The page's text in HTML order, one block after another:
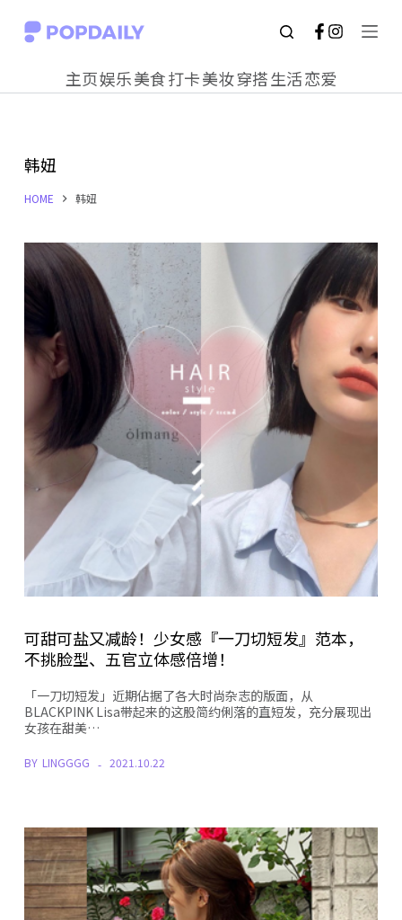
S
o
c
n
t
n
主页娱乐美食打卡美妆穿搭生活恋爱
韩妞
HOME 韩妞
可甜可盐又减龄！少女感『一刀切短发』范本，
不挑脸型、五官立体感倍增！
「一刀切短发」近期佔据了各大时尚杂志的版面，从
BLACKPINK Lisa带起来的这股简约俐落的直短发，充分展现出
女孩在甜美…
BY LINGGGG 2021.10.22